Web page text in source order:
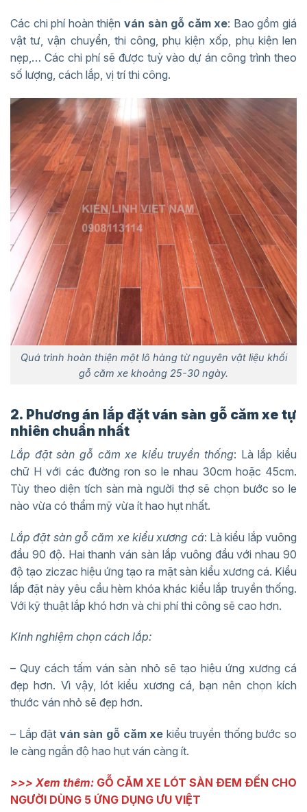
Các chi phí hoàn thiện ván sàn gỗ căm xe: Bao gồm giá
vật tư, vận chuyển, thi công, phụ kiện xốp, phụ kiện len
nẹp,… Các chi phí sẽ được tuỳ vào dự án công trình theo
số lượng, cách lắp, vị trí thi công.
Quá trình hoàn thiện một lô hàng từ nguyên vật liệu khối
gỗ căm xe khoảng 25-30 ngày.
2. Phương án lắp đặt ván sàn gỗ căm xe tự
nhiên chuẩn nhất
Lắp đặt sàn gỗ căm xe kiểu truyền thống: Là lắp kiểu
chữ H với các đường ron so le nhau 30cm hoặc 45cm.
Tùy theo diện tích sàn mà người thợ sẽ chọn bước so le
nào vừa có thẩm mỹ vừa ít hao hụt nhất.
Lắp đặt sàn gỗ căm xe kiểu xương cá: Là kiểu lắp vuông
đầu 90 độ. Hai thanh ván sàn lắp vuông đầu với nhau 90
độ tạo ziczac hiệu ứng tạo ra mặt sàn kiểu xương cá. Kiểu
lắp đặt này yêu cầu hèm khóa khác kiểu lắp truyền thống.
Với kỹ thuật lắp khó hơn và chi phí thi công sẽ cao hơn.
Kinh nghiệm chọn cách lắp:
– Quy cách tấm ván sàn nhỏ sẽ tạo hiệu ứng xương cá
đẹp hơn. Vì vậy, lót kiểu xương cá, bạn nên chọn kích
thước ván nhỏ sẽ đẹp hơn.
– Lắp đặt ván sàn gỗ căm xe kiểu truyền thống bước so
le càng ngắn độ hao hụt ván càng ít.
>>> Xem thêm: GỖ CĂM XE LÓT SÀN ĐEM ĐẾN CHO
NGƯỜI DÙNG 5 ỨNG DỤNG ƯU VIỆT